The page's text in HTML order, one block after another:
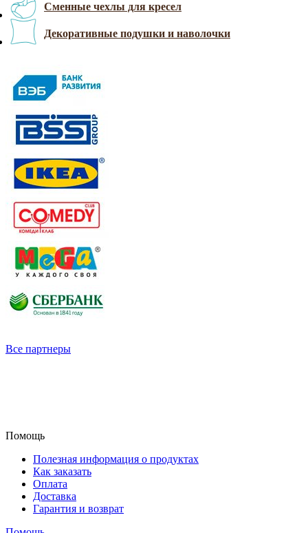
Сменные чехлы для кресел
Декоративные подушки и наволочки
Все партнеры
Помощь
Полезная информация о продуктах
Как заказать
Оплата
Доставка
Гарантия и возврат